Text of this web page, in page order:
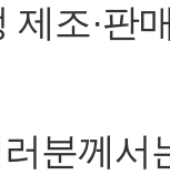
제조·판
분께서